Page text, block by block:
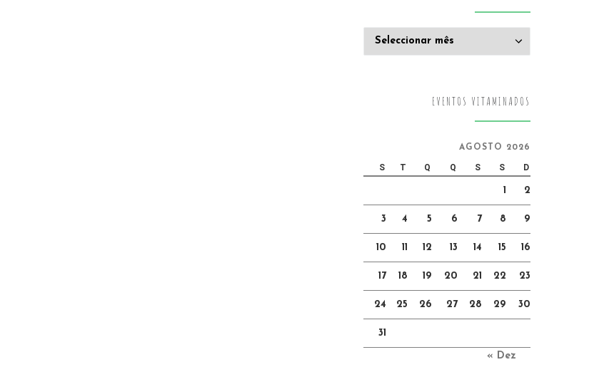
EVENTOS VITAMINADOS
AGOSTO 2026
S T Q Q S S D
1 2
3 4 5 6 7 8 9
10 11 12 13 14 15 16
17 18 19 20 21 22 23
24 25 26 27 28 29 30
31
« Dez